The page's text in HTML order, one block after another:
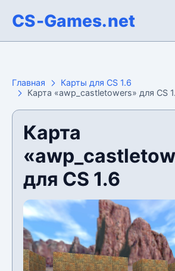
CS-Games.net
Главная
Карты для CS 1.6
Карта «awp_castletowers» для CS
Карта
для CS 1.6